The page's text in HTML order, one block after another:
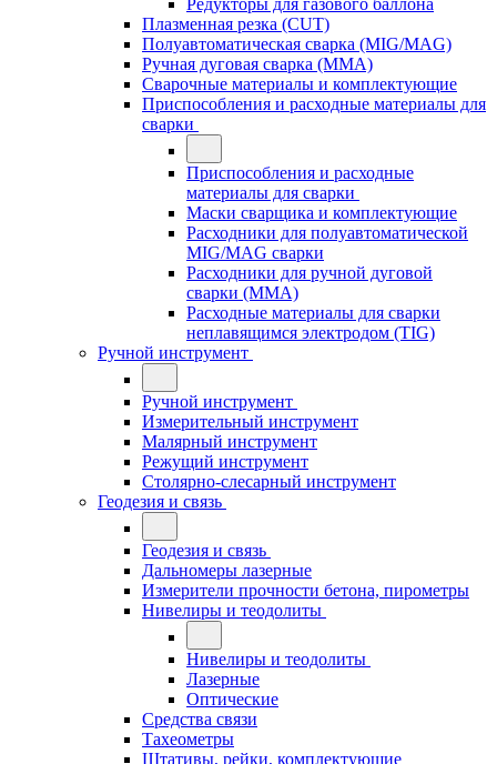
Плазменная резка (CUT)
Полуавтоматическая сварка (MIG/MAG)
Ручная дуговая сварка (MMA)
Сварочные материалы и комплектующие
Приспособления и расходные материалы для
сварки
Приспособления и расходные
материалы для сварки
Маски сварщика и комплектующие
Расходники для полуавтоматической
MIG/MAG сварки
Расходники для ручной дуговой
сварки (MMA)
Расходные материалы для сварки
неплавящимся электродом (TIG)
Ручной инструмент
Ручной инструмент
Измерительный инструмент
Малярный инструмент
Режущий инструмент
Столярно-слесарный инструмент
Геодезия и связь
Геодезия и связь
Дальномеры лазерные
Измерители прочности бетона, пирометры
Нивелиры и теодолиты
Нивелиры и теодолиты
Лазерные
Оптические
Средства связи
Тахеометры
Штативы, рейки, комплектующие